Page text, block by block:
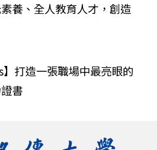
養、全人教育人才，創造
】打造一張職場中最亮眼的
書